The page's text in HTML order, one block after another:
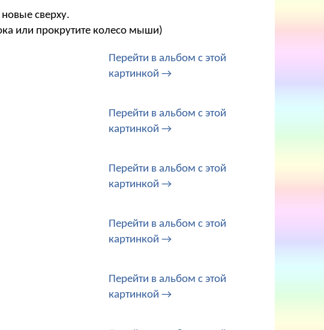
сверху.
или прокрутите колесо мыши)
Перейти в альбом с этой
картинкой →
Перейти в альбом с этой
картинкой →
Перейти в альбом с этой
картинкой →
Перейти в альбом с этой
картинкой →
Перейти в альбом с этой
картинкой →